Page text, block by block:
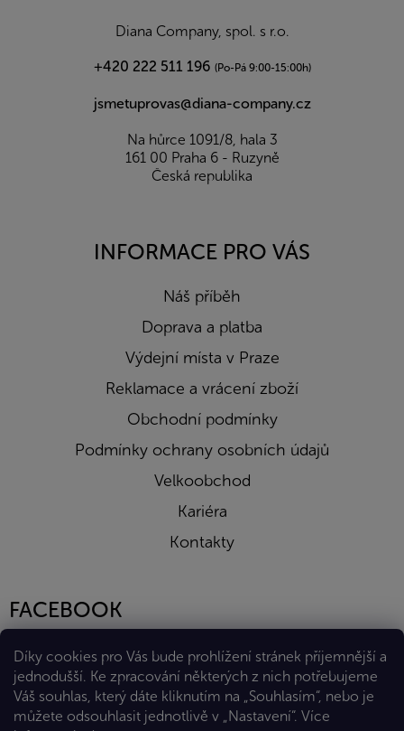
Díky cookies pro Vás bude prohlížení stránek příjemnější a
jednodušší. Ke zpracování některých z nich potřebujeme
Váš souhlas, který dáte kliknutím na „Souhlasím“, nebo je
můžete odsouhlasit jednotlivě v „Nastavení“. Více
Diana Company, spol. s r.o.
+420 222 511 196 (Po-Pá 9:00-15:00h)
jsmetuprovas@diana-company.cz
Na hůrce 1091/8, hala 3
161 00 Praha 6 - Ruzyně
Česká republika
INFORMACE PRO VÁS
Náš příběh
Doprava a platba
Výdejní místa v Praze
Reklamace a vrácení zboží
Obchodní podmínky
Podmínky ochrany osobních údajů
Velkoobchod
Kariéra
Kontakty
FACEBOOK